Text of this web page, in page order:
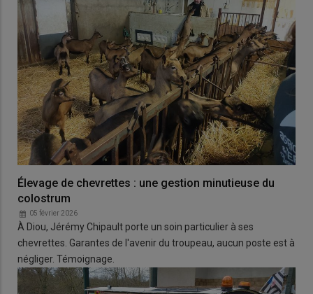
Élevage de chevrettes : une gestion minutieuse du
colostrum
05 février 2026
À Diou, Jérémy Chipault porte un soin particulier à ses
chevrettes. Garantes de l'avenir du troupeau, aucun poste est à
négliger. Témoignage.